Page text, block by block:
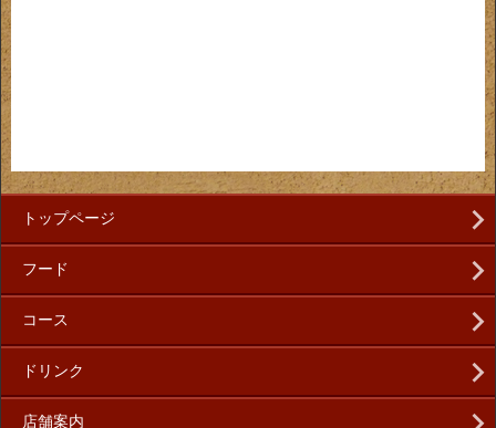
トップページ
フード
コース
ドリンク
店舗案内